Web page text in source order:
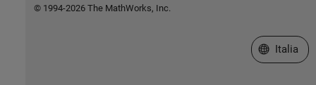
© 1994-2026 The MathWorks, Inc.
Seleziona
Italia